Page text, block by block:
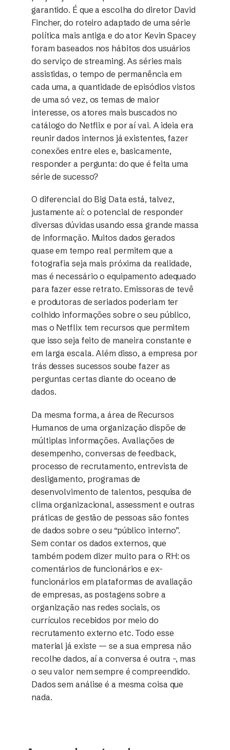
garantido. É que a escolha do diretor David
Fincher, do roteiro adaptado de uma série
política mais antiga e do ator Kevin Spacey
foram baseados nos hábitos dos usuários
do serviço de streaming. As séries mais
assistidas, o tempo de permanência em
cada uma, a quantidade de episódios vistos
de uma só vez, os temas de maior
interesse, os atores mais buscados no
catálogo do Netflix e por aí vai. A ideia era
reunir dados internos já existentes, fazer
conexões entre eles e, basicamente,
responder a pergunta: do que é feita uma
série de sucesso?
O diferencial do Big Data está, talvez,
justamente aí: o potencial de responder
diversas dúvidas usando essa grande massa
de informação. Muitos dados gerados
quase em tempo real permitem que a
fotografia seja mais próxima da realidade,
mas é necessário o equipamento adequado
para fazer esse retrato. Emissoras de tevê
e produtoras de seriados poderiam ter
colhido informações sobre o seu público,
mas o Netflix tem recursos que permitem
que isso seja feito de maneira constante e
em larga escala. Além disso, a empresa por
trás desses sucessos soube fazer as
perguntas certas diante do oceano de
dados.
Da mesma forma, a área de Recursos
Humanos de uma organização dispõe de
múltiplas informações. Avaliações de
desempenho, conversas de feedback,
processo de recrutamento, entrevista de
desligamento, programas de
desenvolvimento de talentos, pesquisa de
clima organizacional, assessment e outras
práticas de gestão de pessoas são fontes
de dados sobre o seu “público interno”.
Sem contar os dados externos, que
também podem dizer muito para o RH: os
comentários de funcionários e ex-
funcionários em plataformas de avaliação
de empresas, as postagens sobre a
organização nas redes sociais, os
currículos recebidos por meio do
recrutamento externo etc. Todo esse
material já existe — se a sua empresa não
recolhe dados, aí a conversa é outra –, mas
o seu valor nem sempre é compreendido.
Dados sem análise é a mesma coisa que
nada.